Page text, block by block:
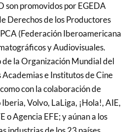
son promovidos por EGEDA
Derechos de los Productores
(Federación Iberoamericana
y Audiovisuales.
de la Organización Mundial del
Academias e Institutos de Cine
con la colaboración de
Volvo, LaLiga, ¡Hola!, AIE,
o Agencia EFE; y aúnan a los